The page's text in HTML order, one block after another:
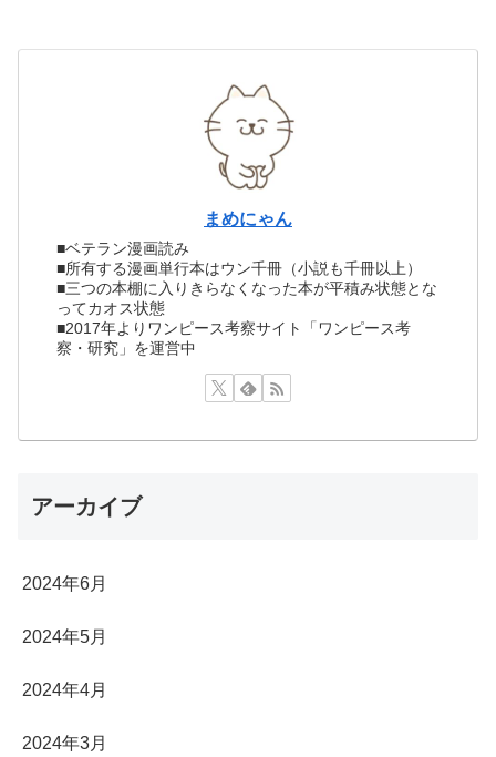
まめにゃん
■ベテラン漫画読み
■所有する漫画単行本はウン千冊（小説も千冊以上）
■三つの本棚に入りきらなくなった本が平積み状態とな
ってカオス状態
■2017年よりワンピース考察サイト「ワンピース考
察・研究」を運営中
アーカイブ
2024年6月
2024年5月
2024年4月
2024年3月